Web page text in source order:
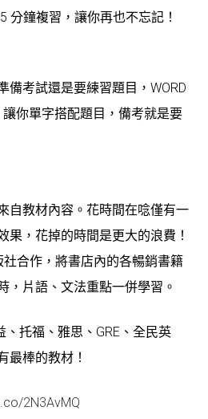
分鐘複習，讓你再也不忘記！
備考試還是要練習題目，WORD
你單字搭配題目，備考就是要
自教材內容。花時間在唸僅有一
果，花掉的時間是更大的浪費！
社合作，將書店內的各暢銷書籍
，片語、文法重點一併學習。
托福、雅思、GRE、全民英
最棒的教材！
2N3AvMQ